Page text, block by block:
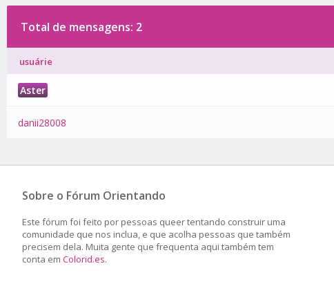
Total de mensagens: 2
usuárie
Aster
danii28008
Sobre o Fórum Orientando
Este fórum foi feito por pessoas queer tentando construir uma
comunidade que nos inclua, e que acolha pessoas que também
precisem dela. Muita gente que frequenta aqui também tem
conta em Colorid.es.